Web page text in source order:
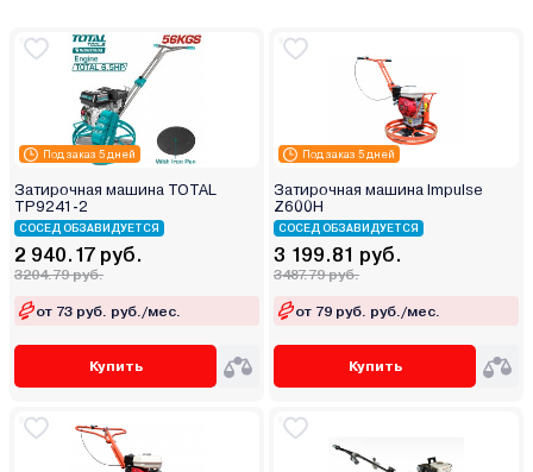
Под заказ 5 дней
Затирочная машина TOTAL
TP9241-2
СОСЕД ОБЗАВИДУЕТСЯ
2 940.17 руб.
3204.79 руб.
от 73 руб. руб./мес.
Купить
Под заказ 5 дней
Затирочная машина Impulse
Z600H
СОСЕД ОБЗАВИДУЕТСЯ
3 199.81 руб.
3487.79 руб.
от 79 руб. руб./мес.
Купить